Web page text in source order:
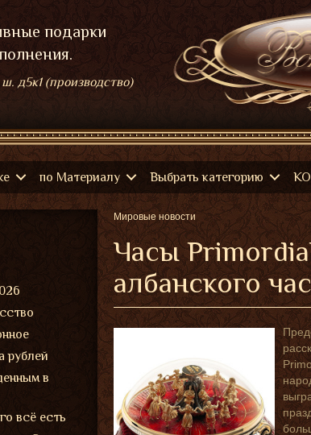
подарки
д5к1 (производство)
по Материалу Выбрать категорию
Мировые новости
Часы
албанского
рублей
в
всё есть